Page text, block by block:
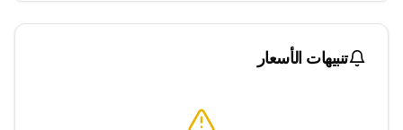
تنبيهات الأسعار